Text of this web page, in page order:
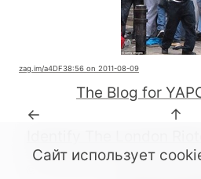
zag.im/a4DF38:56 on 2011-08-09
The Blog for
←
↑
Сайт использует